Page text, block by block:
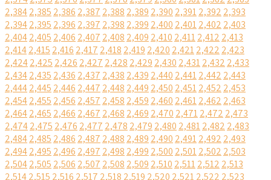
2,3842,385 2,386 2,387 2,388 2,389 2,390 2,3912,392 2,393
2,3942,395 2,396 2,397 2,398 2,399 2,400 2,4012,402 2,403
2,4042,405 2,406 2,407 2,408 2,409 2,410 2,4112,412 2,413
2,4142,415 2,416 2,417 2,418 2,419 2,420 2,4212,422 2,423
2,4242,425 2,426 2,427 2,428 2,429 2,430 2,4312,432 2,433
2,4342,435 2,436 2,437 2,438 2,439 2,440 2,4412,442 2,443
2,4442,445 2,446 2,447 2,448 2,449 2,450 2,4512,452 2,453
2,4542,455 2,456 2,457 2,458 2,459 2,460 2,4612,462 2,463
2,4642,465 2,466 2,467 2,468 2,469 2,470 2,4712,472 2,473
2,4742,475 2,476 2,477 2,478 2,479 2,480 2,4812,482 2,483
2,4842,485 2,486 2,487 2,488 2,489 2,490 2,4912,492 2,493
2,4942,495 2,496 2,497 2,498 2,499 2,500 2,5012,502 2,503
2,5042,505 2,506 2,507 2,508 2,509 2,510 2,5112,512 2,513
2,5142,515 2,516 2,517 2,518 2,519 2,520 2,5212,522 2,523